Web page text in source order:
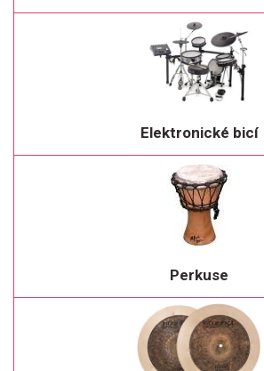
Elektronické bicí
Perkuse